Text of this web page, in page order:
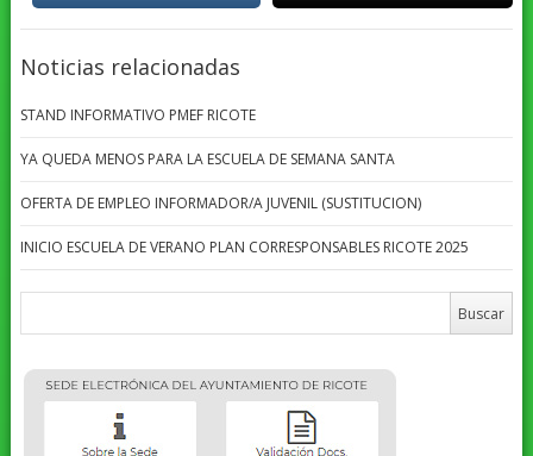
Noticias relacionadas
STAND INFORMATIVO PMEF RICOTE
YA QUEDA MENOS PARA LA ESCUELA DE SEMANA SANTA
OFERTA DE EMPLEO INFORMADOR/A JUVENIL (SUSTITUCION)
INICIO ESCUELA DE VERANO PLAN CORRESPONSABLES RICOTE 2025